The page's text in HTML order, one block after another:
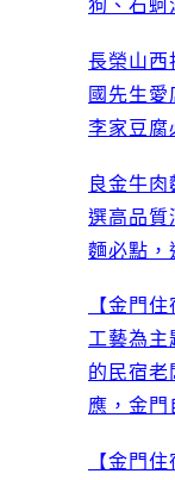
狗、石蚵
長榮山西
國先生愛
李家豆腐
良金牛
選高品質
麵必點，
【金門
工藝為主
的民宿老
應，金門
【金門